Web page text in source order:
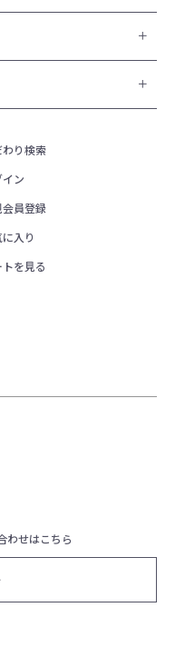
わり検索
イン
会員登録
に入り
トを見る
わせはこちら